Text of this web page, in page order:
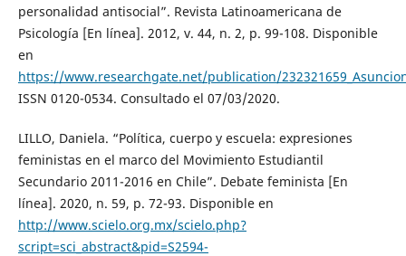
personalidad antisocial”. Revista Latinoamericana de
Psicología [En línea]. 2012, v. 44, n. 2, p. 99-108. Disponible
en
https://www.researchgate.net/publication/
ISSN 0120-0534. Consultado el 07/03/2020.
LILLO, Daniela. “Política, cuerpo y escuela: expresiones
feministas en el marco del Movimiento Estudiantil
Secundario 2011-2016 en Chile”. Debate feminista [En
línea]. 2020, n. 59, p. 72-93. Disponible en
http://www.scielo.org.mx/scielo.php?
script=sci_abstract&pid=S2594-